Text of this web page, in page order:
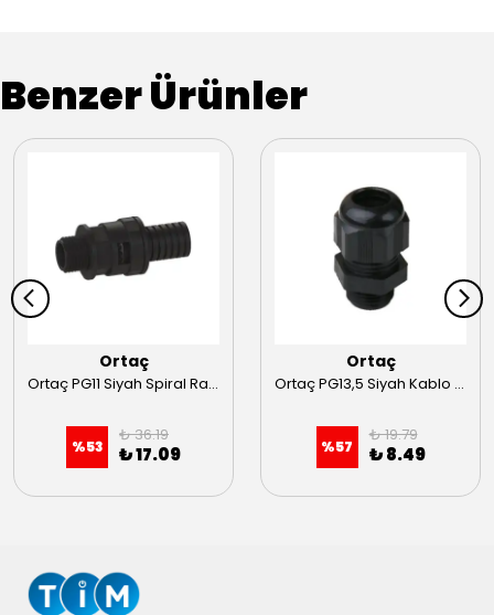
Benzer Ürünler
Ortaç
Ortaç PG11 Siyah Spiral Rakoru
%53
₺ 36.19
₺ 17.09
Ortaç
Ortaç PG13,5 Siyah Kablo Rakoru
%57
₺ 19.79
₺ 8.49